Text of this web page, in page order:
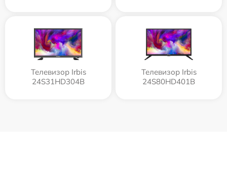
Телевизор Irbis
24S31HD304B
Телевизор Irbis
24S80HD401B